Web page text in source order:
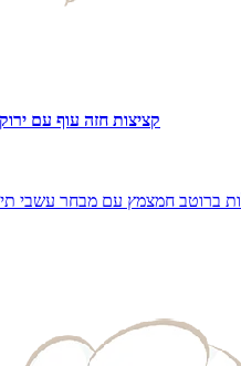
קציצות חזה עוף עם
ברוטב חמצמץ עם מבחר עשבי